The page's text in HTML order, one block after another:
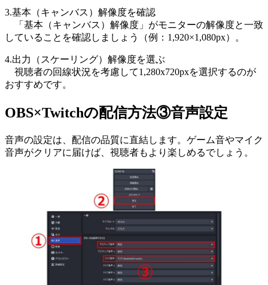
3.基本（キャンバス）解像度を確認
「基本（キャンバス）解像度」がモニターの解像度と一致
していることを確認しましょう（例：1,920×1,080px）。
4.出力（スケーリング）解像度を選ぶ
視聴者の回線状況を考慮して1,280x720pxを選択するのが
おすすめです。
OBS×Twitchの配信方法③音声設定
音声の設定は、配信の品質に直結します。ゲーム音やマイク
音声がクリアに届けば、視聴者もより楽しめるでしょう。